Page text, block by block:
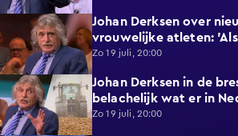
Johan Derksen over
vrouwelijke atleten:
dan zit te rukken'
Zo 19 juli, 20:00
1:29
Johan Derksen in de
belachelijk wat er in
Zo 19 juli, 20:00